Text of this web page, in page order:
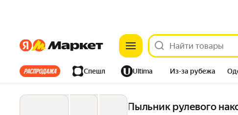
ЯндексЯндекс
Все хиты Спешл Ultima Из-за рубежа
Дом Ремонт Детям Красота
Пыльник рулевого